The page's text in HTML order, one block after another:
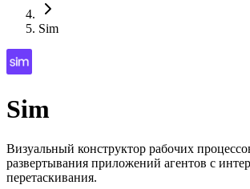
Sim
Sim
Визуальный конструктор рабочих
развертывания приложений агентов с
перетаскивания.